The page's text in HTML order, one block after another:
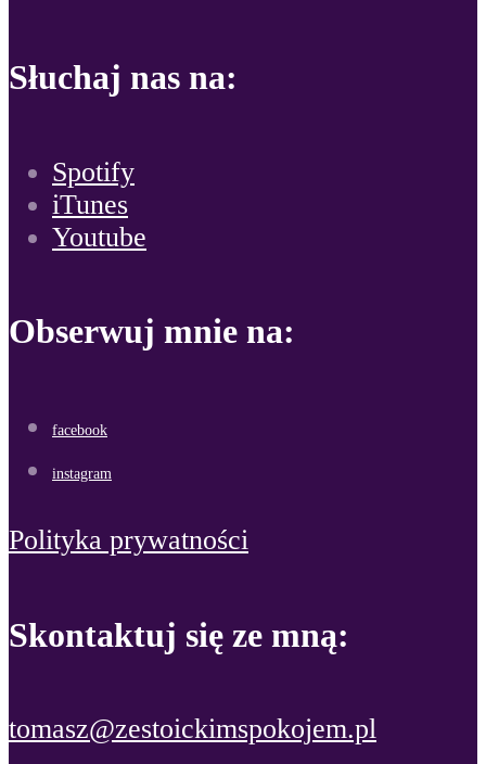
Słuchaj nas na:
Spotify
iTunes
Youtube
Obserwuj mnie na:
facebook
instagram
Polityka prywatności
Skontaktuj się ze mną:
tomasz@zestoickimspokojem.pl